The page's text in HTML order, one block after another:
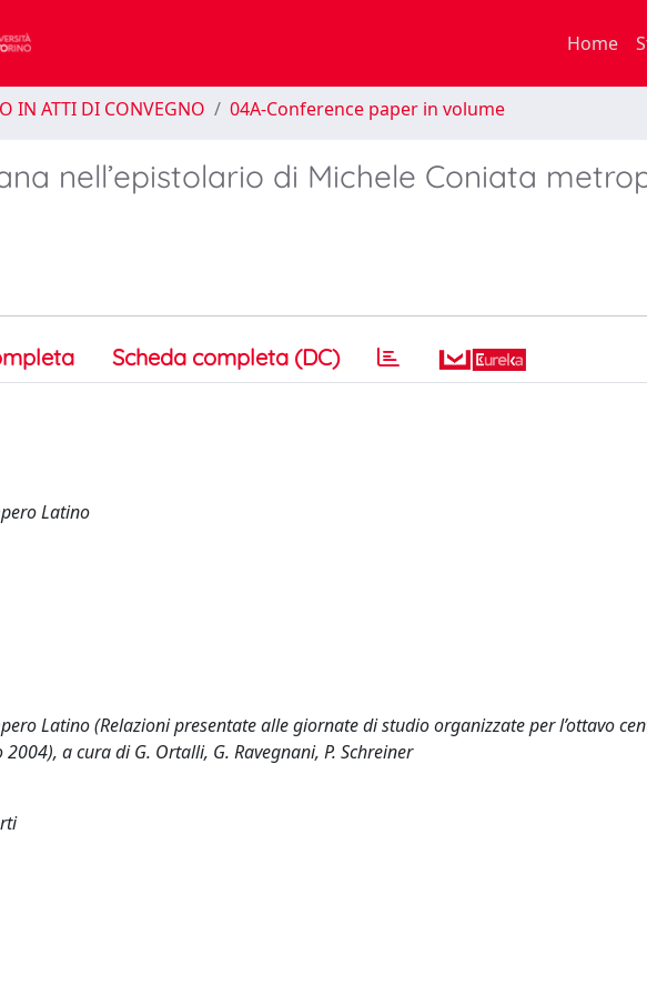
Home
IN ATTI DI CONVEGNO 04A-Conference paper in volume
nell’epistolario di Michele Coniata
Scheda completa (DC)
Latino
Latino (Relazioni presentate alle giornate di studio organizzate per l’ottavo
a cura di G. Ortalli, G. Ravegnani, P. Schreiner